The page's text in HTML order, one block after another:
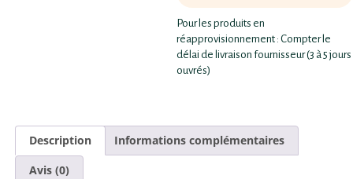
Pour les produits en
réapprovisionnement : Compter le
délai de livraison fournisseur (3 à 5 jours
ouvrés)
Description Informations complémentaires
Avis (0)